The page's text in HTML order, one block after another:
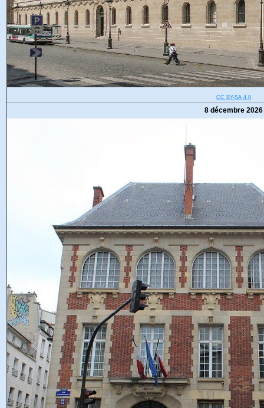
CC BY-SA 4.0
8 décembre 2026